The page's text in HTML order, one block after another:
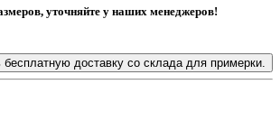
уточняйте у наших менеджеров!
бесплатную доставку со склада для примерки.